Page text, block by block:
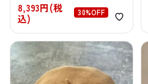
8,393円(税
込)
30%OFF